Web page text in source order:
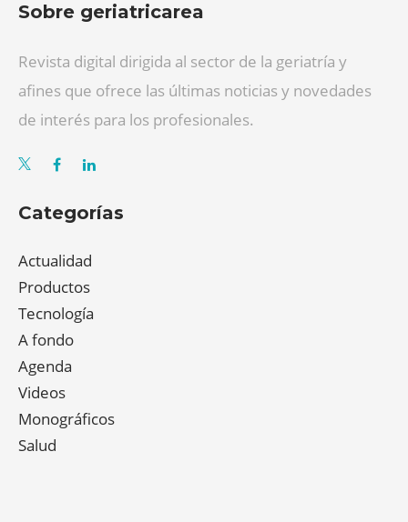
Sobre geriatricarea
Revista digital dirigida al sector de la geriatría y
afines que ofrece las últimas noticias y novedades
de interés para los profesionales.
Categorías
Actualidad
Productos
Tecnología
A fondo
Agenda
Videos
Monográficos
Salud